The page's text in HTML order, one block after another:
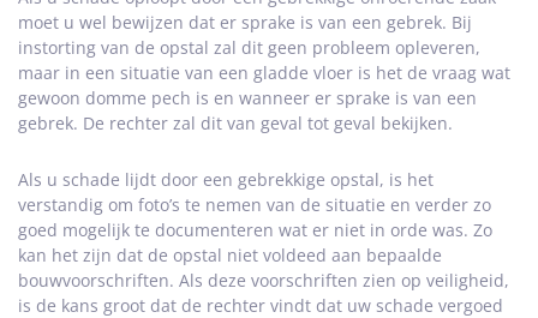
moet u wel bewijzen dat er sprake is van een gebrek. Bij
instorting van de opstal zal dit geen probleem opleveren,
maar in een situatie van een gladde vloer is het de vraag wat
gewoon domme pech is en wanneer er sprake is van een
gebrek. De rechter zal dit van geval tot geval bekijken.
Als u schade lijdt door een gebrekkige opstal, is het
verstandig om foto’s te nemen van de situatie en verder zo
goed mogelijk te documenteren wat er niet in orde was. Zo
kan het zijn dat de opstal niet voldeed aan bepaalde
bouwvoorschriften. Als deze voorschriften zien op veiligheid,
is de kans groot dat de rechter vindt dat uw schade vergoed